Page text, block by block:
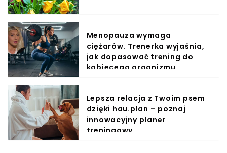
Menopauza wymaga
ciężarów. Trenerka wyjaśnia,
jak dopasować trening do
kobiecego organizmu
Lepsza relacja z Twoim psem
dzięki hau.plan – poznaj
innowacyjny planer
treningowy